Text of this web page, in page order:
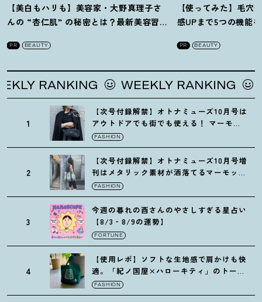
【美白もハリも】美容家・大野真理子さ
んの “杏仁肌” の秘密とは ？ 最新美容習慣
PR BEAUTY
【使ってみた】毛穴
感UPまで5つの機能
PR BEAUTY
RANKING WEEKLY RANKING
1
【次号付録解禁】オトナミューズ10月号は
アウトドアでも街でも使える ！ マーモッ
トの黒ショルダー
FASHION
2
【次号付録解禁】オトナミューズ10月号増
刊はメタリック素材が洒落てるマーモット
の保冷バッグ
FASHION
3
今週の暮れの酉さんのやさしすぎる星占い
【8/3‐8/9の運勢】
FORTUNE
4
【使用レポ】ソフトな生地感で肩かけも快
適。「紀ノ国屋×ハローキティ」のトート
がガシガシ使えて最高です
FASHION